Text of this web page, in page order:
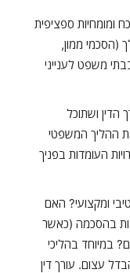
ומומחיות ספציפית
(הסכמי ממון,
משפט לענייני
הדין ושתוכל
ההליך המשפטי
העומדות בפניך
ומקצועי? האם
בהסכמה (כאשר
במיוחד בהליכי
עצום. עורך דין